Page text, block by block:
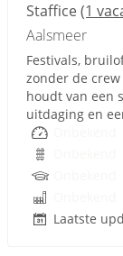
Staffice(1
Aalsmeer
Festivals,
zonder de
houdt van een
uitdaging en
Laatste